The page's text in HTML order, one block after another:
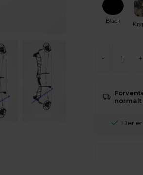
Black
- +
normalt
Der er